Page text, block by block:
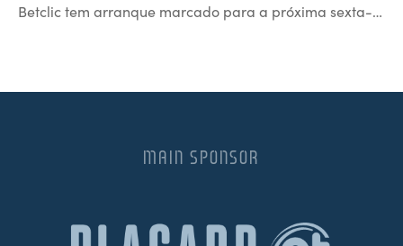
Betclic tem arranque marcado para a próxima sexta-…
MAIN SPONSOR